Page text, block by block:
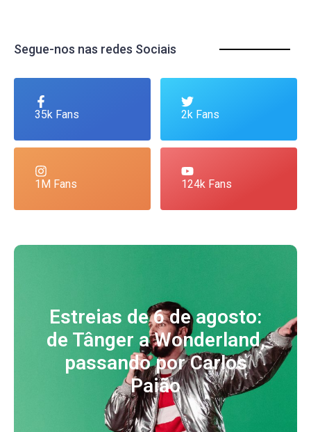
Segue-nos nas redes Sociais
35k Fans 2k Fans
1M Fans 124k Fans
Estreias de 6 de agosto:
de Tânger a Wonderland,
passando por Carlos
Paião